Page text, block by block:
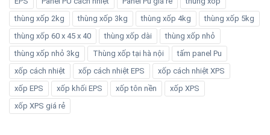
thùng xốp 2kg
thùng xốp 3kg thùng xốp 4kg
thùng xốp 5kg
thùng xốp 60 x 45 x 40
thùng xốp dài
thùng xốp nhỏ
thùng xốp nhỏ 3kg
Thùng xốp tại hà nội
tấm panel Pu
xốp cách nhiệt
xốp cách nhiệt EPS
xốp cách nhiệt XPS
xốp EPS
xốp khối EPS xốp tôn nền
xốp XPS
xốp XPS giá rẻ